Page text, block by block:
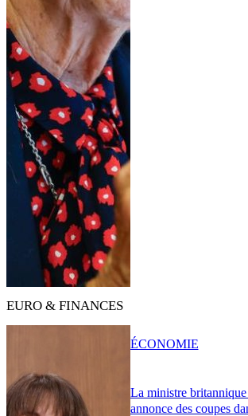
EURO & FINANCES
La ministre britannique
annonce des coupes
ÉCONOMIE